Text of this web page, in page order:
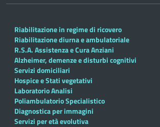
Riabilitazione in regime di ricovero
Riabilitazione diurna e ambulatoriale
R.S.A. Assistenza e Cura Anziani
Alzheimer, demenze e disturbi cognitivi
Servizi domiciliari
Hospice e Stati vegetativi
Laboratorio Analisi
Poliambulatorio Specialistico
Diagnostica per immagini
Servizi per età evolutiva